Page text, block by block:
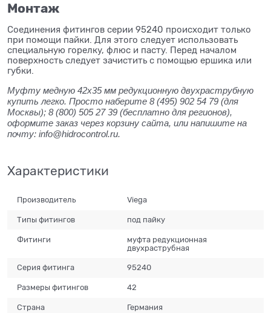
Монтаж
Соединения фитингов серии 95240 происходит только
при помощи пайки. Для этого следует использовать
специальную горелку, флюс и пасту. Перед началом
поверхность следует зачистить с помощью ершика или
губки.
Муфту медную 42x35 мм редукционную двухраструбную
купить легко. Просто наберите 8 (495) 902 54 79 (для
Москвы); 8 (800) 505 27 39 (бесплатно для регионов),
оформите заказ через корзину сайта, или напишите на
почту: info@hidrocontrol.ru.
Характеристики
Производитель Viega
Типы фитингов под пайку
Фитинги
муфта редукционная
двухраструбная
Серия фитинга 95240
Размеры фитингов 42
Страна
Германия